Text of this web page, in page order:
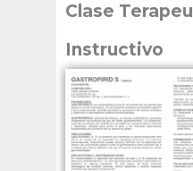
Clase
Instructivo